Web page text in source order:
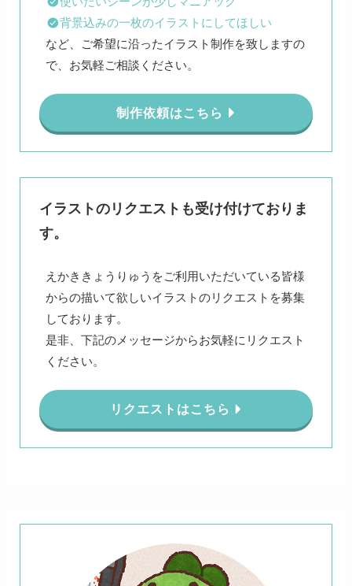
背景込みの一枚のイラストにしてほしい
など、ご希望に沿ったイラスト制作を致しますの
で、お気軽ご相談ください。
制作依頼はこちら
イラストのリクエストも受け付けておりま
す。
えかききょうりゅうをご利用いただいている皆様
からの描いて欲しいイラストのリクエストを募集
しております。
是非、下記のメッセージからお気軽にリクエスト
ください。
リクエストはこちら